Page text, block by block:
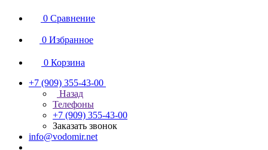
0 Сравнение
0 Избранное
0 Корзина
+7 (909) 355-43-00
Назад
Телефоны
+7 (909) 355-43-00
Заказать звонок
info@vodomir.net